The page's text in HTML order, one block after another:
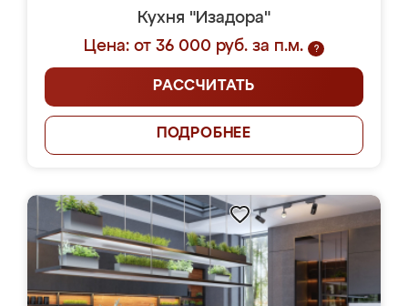
Кухня "Изадора"
Цена: от 36 000 руб. за п.м.
?
РАССЧИТАТЬ
ПОДРОБНЕЕ